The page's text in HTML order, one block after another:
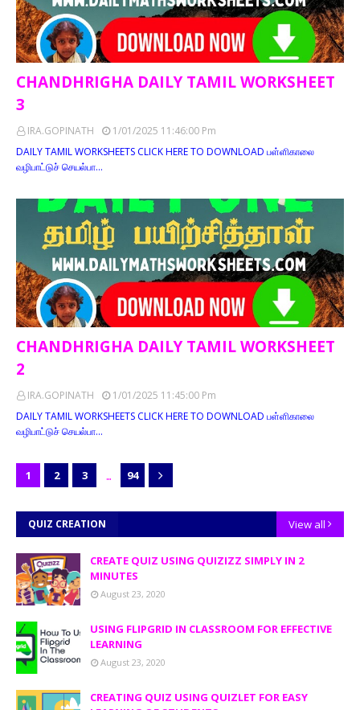
CHANDHRIGHA DAILY TAMIL WORKSHEET
3
IRA.GOPINATH
1/01/2025 11:46:00 Pm
DAILY TAMIL WORKSHEETS CLICK HERE TO DOWNLOAD பள்ளிகாலை
வழிபாட்டுச் செயல்பா…
CHANDHRIGHA DAILY TAMIL WORKSHEET
2
IRA.GOPINATH
1/01/2025 11:45:00 Pm
DAILY TAMIL WORKSHEETS CLICK HERE TO DOWNLOAD பள்ளிகாலை
வழிபாட்டுச் செயல்பா…
1 2 3 ... 94
QUIZ CREATION View all
CREATE QUIZ USING QUIZIZZ SIMPLY IN 2
MINUTES
August 23, 2020
USING FLIPGRID IN CLASSROOM FOR EFFECTIVE
LEARNING
August 23, 2020
CREATING QUIZ USING QUIZLET FOR EASY